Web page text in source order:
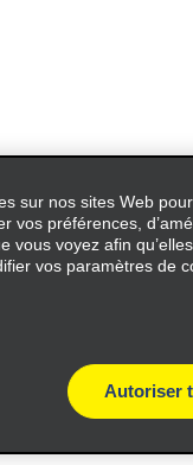
sur nos sites Web
vos préférences,
vous voyez afin
vos paramètres de
Autoriser